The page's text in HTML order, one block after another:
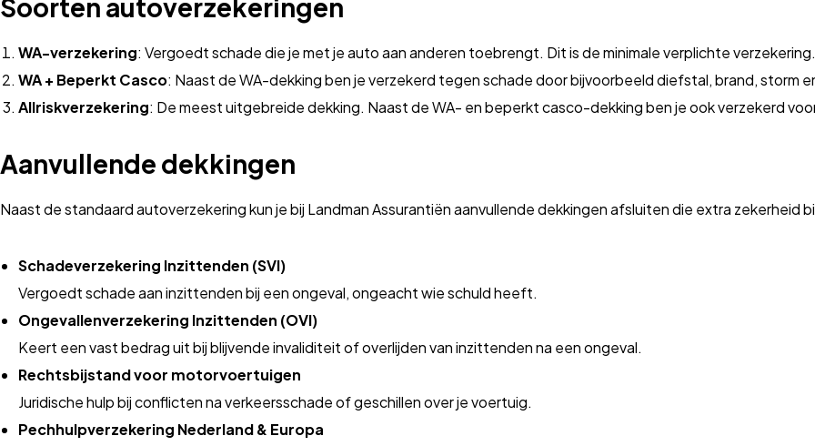
Soorten autoverzekeringen
WA-verzekering: Vergoedt schade die je met je auto aan anderen toebrengt. Dit is de minimale verplichte verzekering.
WA + Beperkt Casco: Naast de WA-dekking ben je verzekerd tegen schade door bijvoorbeeld diefstal, brand, storm
Allriskverzekering: De meest uitgebreide dekking. Naast de WA- en beperkt casco-dekking ben je ook verzekerd
Aanvullende dekkingen
Naast de standaard autoverzekering kun je bij Landman Assurantiën aanvullende dekkingen afsluiten die extra zekerheid
Schadeverzekering Inzittenden (SVI)
Vergoedt schade aan inzittenden bij een ongeval, ongeacht wie schuld heeft.
Ongevallenverzekering Inzittenden (OVI)
Keert een vast bedrag uit bij blijvende invaliditeit of overlijden van inzittenden na een ongeval.
Rechtsbijstand voor motorvoertuigen
Juridische hulp bij conflicten na verkeersschade of geschillen over je voertuig.
Pechhulpverzekering Nederland & Europa